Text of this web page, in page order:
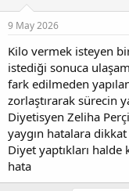
u
b
a
ş
l
a
t
a
n
9 May 2026
Kilo vermek isteyen
istediği sonuca
fark edilmeden
zorlaştırarak sürecin
Diyetisyen Zeliha
yaygın hatalara
Diyet yaptıkları
hata